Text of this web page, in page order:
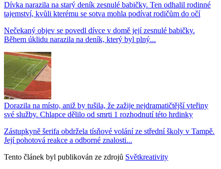
Dívka narazila na starý deník zesnulé babičky. Ten odhalil rodinné
tajemství, kvůli kterému se sotva mohla podívat rodičům do očí
Nečekaný objev se povedl dívce v domě její zesnulé babičky.
Během úklidu narazila na deník, který byl plný...
Dorazila na místo, aniž by tušila, že zažije nejdramatičtější vteřiny
své služby. Chlapce dělilo od smrti 1 rozhodnutí této hrdinky
Zástupkyně šerifa obdržela tísňové volání ze střední školy v Tampě.
Její pohotová reakce a odborné znalosti...
Tento článek byl publikován ze zdrojů Světkreativity